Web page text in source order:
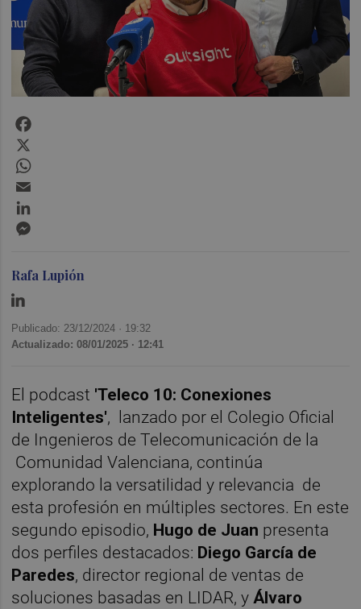
Rafa Lupión
Publicado: 23/12/2024 · 19:32
Actualizado: 08/01/2025 · 12:41
El podcast 'Teleco 10: Conexiones
Inteligentes', lanzado por el Colegio Oficial
de Ingenieros de Telecomunicación de la
Comunidad Valenciana, continúa
explorando la versatilidad y relevancia de
esta profesión en múltiples sectores. En este
segundo episodio, Hugo de Juan presenta
dos perfiles destacados: Diego García de
Paredes, director regional de ventas de
soluciones basadas en LIDAR, y Álvaro